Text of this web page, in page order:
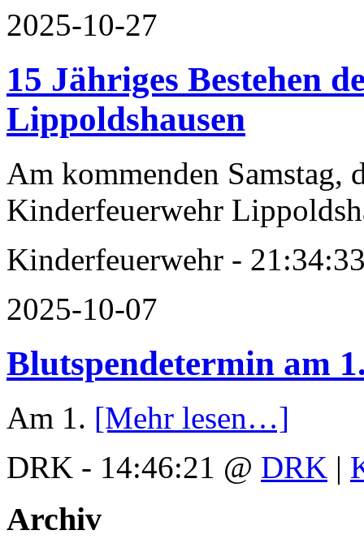
2025-10-27
15 Jähriges Bestehen
Lippoldshausen
Am kommenden Samstag,
Kinderfeuerwehr
Kinderfeuerwehr -
2025-10-07
Blutspendetermin am
Am 1. [Mehr lesen…]
DRK - 14:46:21 @ DRK |
Archiv